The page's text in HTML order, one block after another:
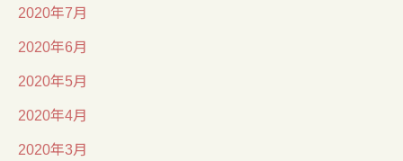
2020年7月
2020年6月
2020年5月
2020年4月
2020年3月